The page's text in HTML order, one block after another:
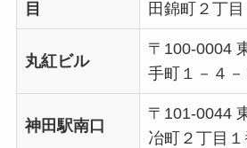
目
田錦町２丁目
丸紅ビル
〒100-0004
手町１－４－
神田駅南口
〒101-0044
冶町２丁目